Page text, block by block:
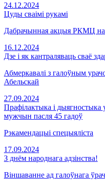
24.12.2024
Цуды сваімі рукамі
Дабрачынная акцыя РКМЦ
16.12.2024
Дзе і як кантраляваць сваё
Абмеркавалі з галоўным
Абельскай
27.09.2024
Прафілактыка і дыягностыка
мужчын пасля 45 гадоў
Рэкамендацыі спецыяліста
17.09.2024
З днём народнага адзінства!
Віншаванне ад галоўнага